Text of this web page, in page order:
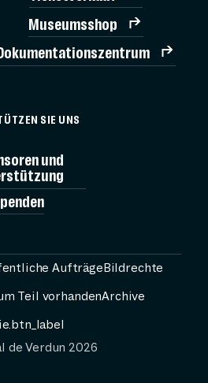
BESUCH
Museumsshop
SIE UNS
und
de Verdun 2026
AufträgeBildrechte
Teil vorhandenArchive